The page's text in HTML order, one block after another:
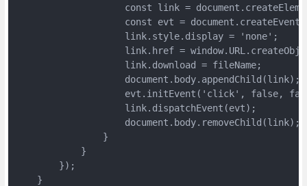
const link =
const evt =
                    link.style.display = 'none';
link.href =
                    link.download = fileName;
document.body.appendChild(link);
evt.initEvent('click', false,
                    link.dispatchEvent(evt);
                    document.body.removeChild(link);
                }
            }
        });
    }